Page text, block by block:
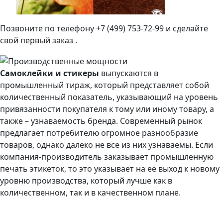
Позвоните по телефону +7 (499) 753-72-99 и сделайте
свой первый заказ .
Самоклейки и стикеры выпускаются в
промышленный тираж, который представляет собой
количественный показатель, указывающий на уровень
привязанности покупателя к тому или иному товару, а
также – узнаваемость бренда. Современный рынок
предлагает потребителю огромное разнообразие
товаров, однако далеко не все из них узнаваемы. Если
компания-производитель заказывает промышленную
печать этикеток, то это указывает на её выход к новому
уровню производства, который лучше как в
количественном, так и в качественном плане.